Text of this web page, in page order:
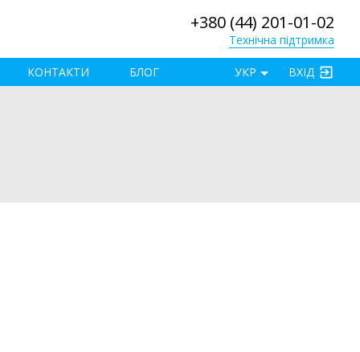
+380 (44) 201-01-02
Технічна підтримка
КОНТАКТИ БЛОГ ВХІД
УКР